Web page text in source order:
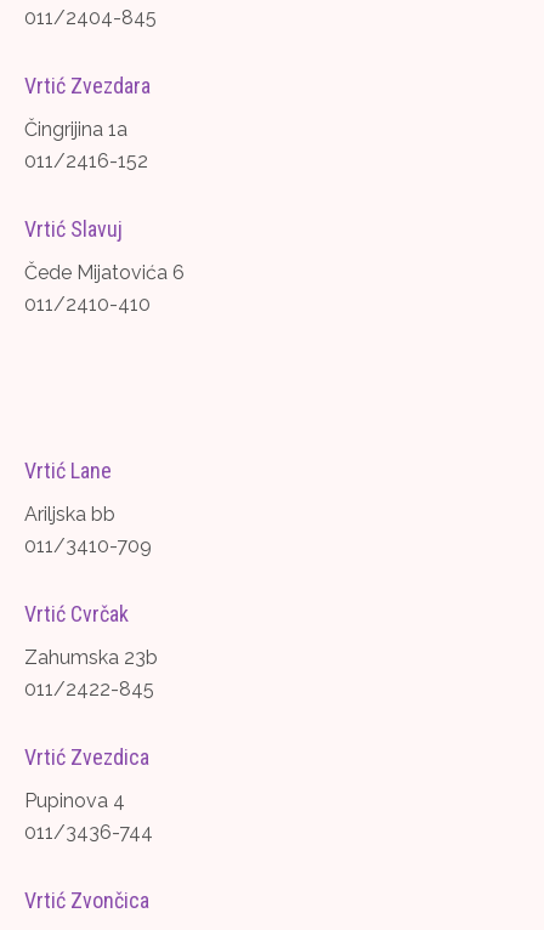
011/2404-845
Vrtić Zvezdara
Čingrijina 1a
011/2416-152
Vrtić Slavuj
Čede Mijatovića 6
011/2410-410
Vrtić Lane
Ariljska bb
011/3410-709
Vrtić Cvrčak
Zahumska 23b
011/2422-845
Vrtić Zvezdica
Pupinova 4
011/3436-744
Vrtić Zvončica